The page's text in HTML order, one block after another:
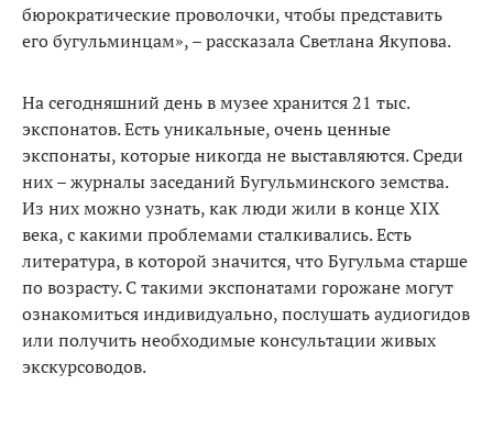
бюрократические проволочки, чтобы представить
его бугульминцам», – рассказала Светлана Якупова.
На сегодняшний день в музее хранится 21 тыс.
экспонатов. Есть уникальные, очень ценные
экспонаты, которые никогда не выставляются. Среди
них – журналы заседаний Бугульминского земства.
Из них можно узнать, как люди жили в конце XIX
века, с какими проблемами сталкивались. Есть
литература, в которой значится, что Бугульма старше
по возрасту. С такими экспонатами горожане могут
ознакомиться индивидуально, послушать аудиогидов
или получить необходимые консультации живых
экскурсоводов.